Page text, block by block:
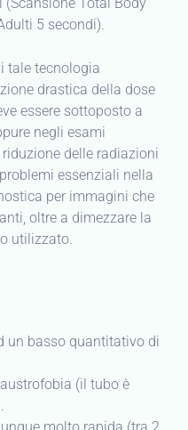
5 secondi).
tale tecnologia
drastica della dose
essere sottoposto a
negli esami
delle radiazioni
essenziali nella
per immagini che
oltre a dimezzare la
utilizzato.
un basso quantitativo di
(il tubo è